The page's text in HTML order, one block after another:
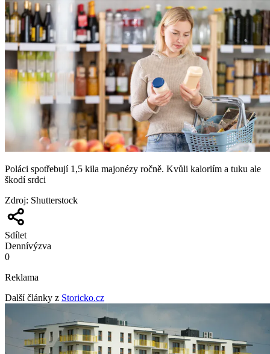
Poláci spotřebují 1,5 kila majonézy ročně. Kvůli kaloriím a tuku ale
škodí srdci
Zdroj: Shutterstock
Sdílet
Dennívýzva
0
Reklama
Další články z Storicko.cz